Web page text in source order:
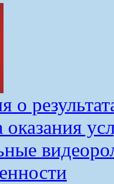
о
оказания